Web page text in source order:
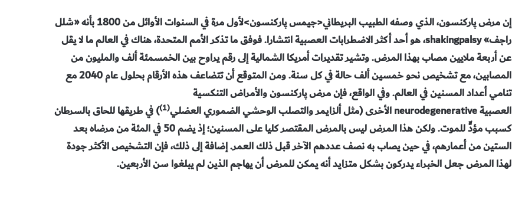
إن مرض پاركنسون، الذي وصفه الطبيب البريطاني<جيمس پاركنسون>لأول مرة في السنوات الأوائل من 1800 بأنه «شلل
راجف» shakingpalsy، هو أحد أكثر الاضطرابات العصبية انتشارا. فوفق ما تذكر الأمم المتحدة، هناك في العالم ما لا يقل
عن أربعة ملايين مصاب بهذا المرض. وتشير تقديرات أمريكا الشمالية إلى رقم يراوح بين الخمسمئة ألف والمليون من
المصابين، مع تشخيص نحو خمسين ألف حالة في كل سنة. ومن المتوقع أن تتضاعف هذه الأرقام بحلول عام 2040 مع
تنامي أعداد المسنين في العالم. وفي الواقع، فإن مرض پاركنسون والأمراض التنكسية
العصبية neurodegenerative الأخرى (مثل ألزايمر والتصلب الوحشي الضموري العضلي
(1) ) في طريقها للحاق بالسرطان
كسبب مؤدٍّ للموت. ولكن هذا المرض ليس بالمرض المقتصر كليا على المسنين؛ إذ يضم 50 في المئة من مرضاه بعد
الستين من أعمارهم، في حين يصاب به نصف عددهم الآخر قبل ذلك العمر. إضافة إلى ذلك، فإن التشخيص الأكثر جودة
لهذا المرض جعل الخبراء يدركون بشكل متزايد أنه يمكن للمرض أن يهاجم الذين لم يبلغوا سن الأربعين.